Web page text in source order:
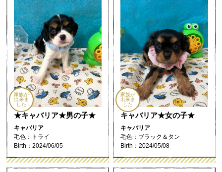
家族が
出来ま
した
★キャバリア★男の子★
キャバリア
毛色：トライ
Birth：2024/06/05
家族が
出来ま
した
キャバリア★女の子★
キャバリア
毛色：ブラック＆タン
Birth：2024/05/08